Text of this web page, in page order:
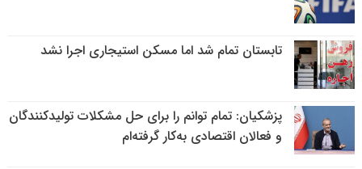
تابستان تمام شد اما مسکن استیجاری اجرا نشد
پزشکیان: تمام توانم را برای حل مشکلات تولیدکنندگان
و فعالان اقتصادی به‌کار گرفته‌ام